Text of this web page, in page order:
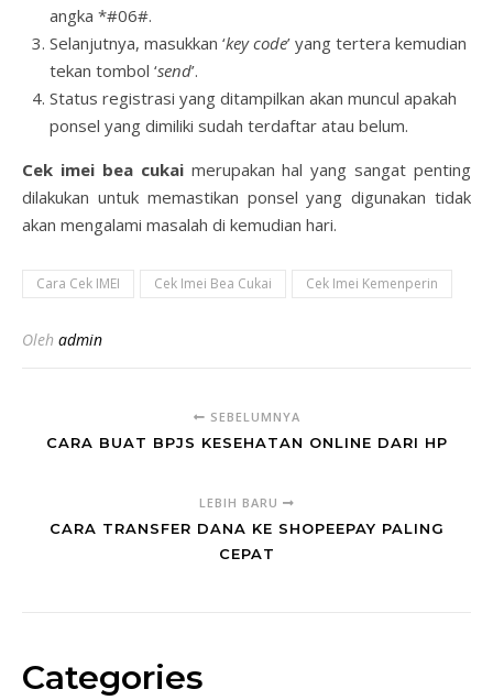
angka *#06#.
Selanjutnya, masukkan ‘key code’ yang tertera kemudian
tekan tombol ‘send’.
Status registrasi yang ditampilkan akan muncul apakah
ponsel yang dimiliki sudah terdaftar atau belum.
Cek imei bea cukai merupakan hal yang sangat penting
dilakukan untuk memastikan ponsel yang digunakan tidak
akan mengalami masalah di kemudian hari.
Cara Cek IMEI Cek Imei Bea Cukai Cek Imei Kemenperin
Oleh admin
SEBELUMNYA
CARA BUAT BPJS KESEHATAN ONLINE DARI HP
LEBIH BARU
CARA TRANSFER DANA KE SHOPEEPAY PALING
CEPAT
Categories